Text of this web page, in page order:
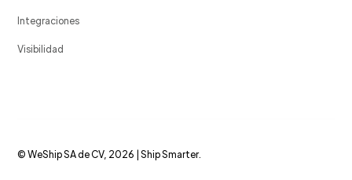
Integraciones
Visibilidad
© WeShip SA de CV, 2026 | Ship Smarter.